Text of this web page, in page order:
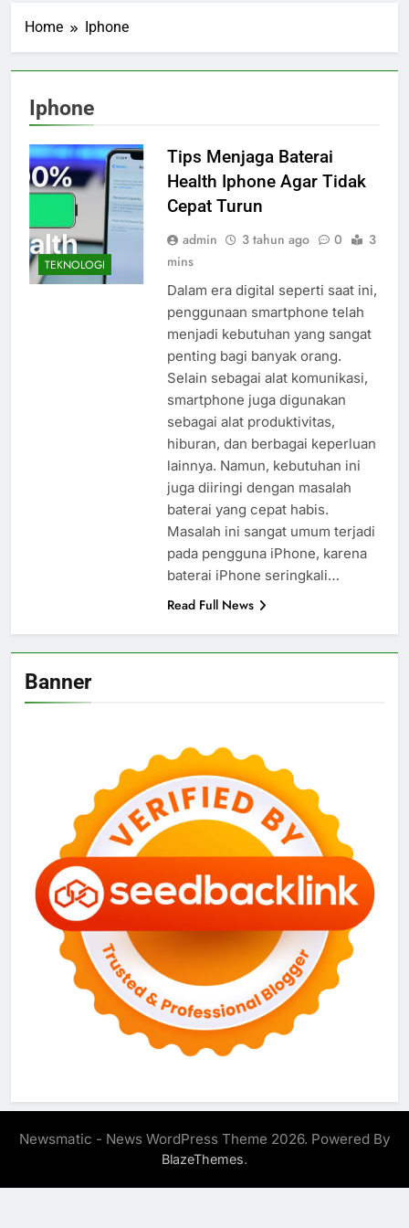
Home Iphone
Iphone
TEKNOLOGI
Tips Menjaga Baterai
Health Iphone Agar Tidak
Cepat Turun
admin 3 tahun ago 0
3
mins
Dalam era digital seperti saat ini,
penggunaan smartphone telah
menjadi kebutuhan yang sangat
penting bagi banyak orang.
Selain sebagai alat komunikasi,
smartphone juga digunakan
sebagai alat produktivitas,
hiburan, dan berbagai keperluan
lainnya. Namun, kebutuhan ini
juga diiringi dengan masalah
baterai yang cepat habis.
Masalah ini sangat umum terjadi
pada pengguna iPhone, karena
baterai iPhone seringkali…
Read Full News
Banner
Newsmatic - News WordPress Theme 2026. Powered By
BlazeThemes.